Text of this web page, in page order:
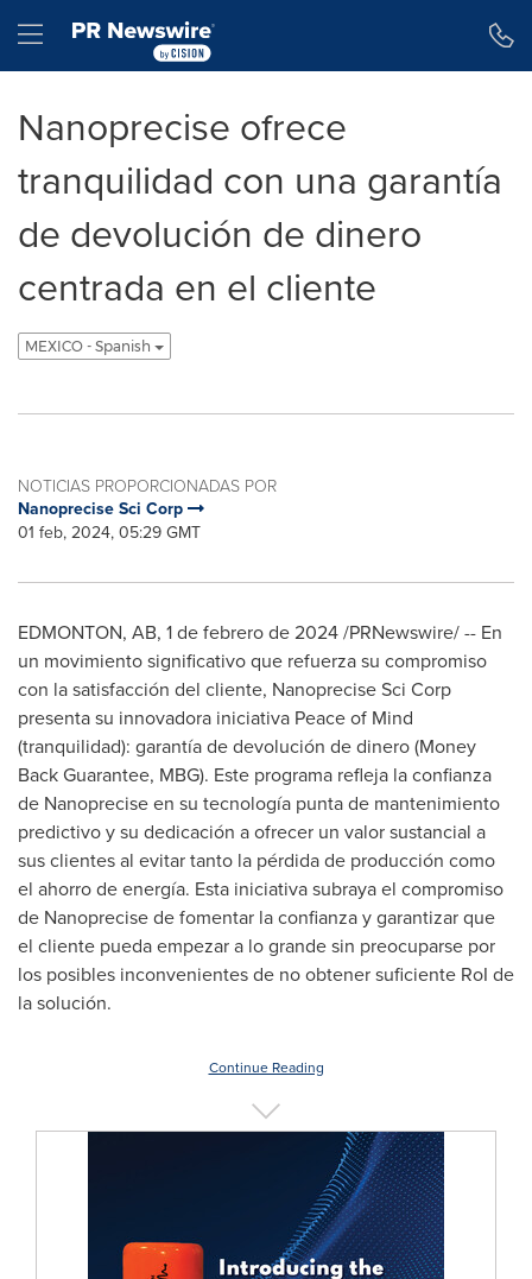
Hamburger menu
Nanoprecise ofrece
tranquilidad con una garantía
de devolución de dinero
centrada en el cliente
MEXICO - Spanish
NOTICIAS PROPORCIONADAS POR
Nanoprecise Sci Corp
01 feb, 2024, 05:29 GMT
EDMONTON, AB, 1 de febrero de 2024/PRNewswire/ -- En
un movimiento significativo que refuerza su compromiso
con la satisfacción del cliente, Nanoprecise Sci Corp
presenta su innovadora iniciativa Peace of Mind
(tranquilidad): garantía de devolución de dinero (Money
Back Guarantee, MBG). Este programa refleja la confianza
de Nanoprecise en su tecnología punta de mantenimiento
predictivo y su dedicación a ofrecer un valor sustancial a
sus clientes al evitar tanto la pérdida de producción como
el ahorro de energía. Esta iniciativa subraya el compromiso
de Nanoprecise de fomentar la confianza y garantizar que
el cliente pueda empezar a lo grande sin preocuparse por
los posibles inconvenientes de no obtener suficiente RoI de
la solución.
Continue Reading